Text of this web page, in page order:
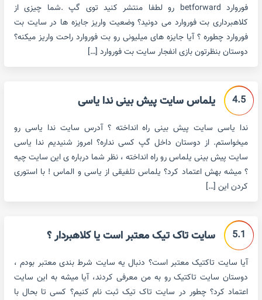
فوروارد betforward رو لطفا منتشر کنید توی گپ .شما چیزی از
کلاهبرداری بت فوروارد می دونید؟ وضعیت واریز جایزه ها در سایت بت
فوروارد چطوره ؟ آیا جایزه های میلیونی رو بت فوروارد راحت واریز میکنه؟
دوستان بنظرتون بازی انفجار سایت بت فوروارد […]
4.5 یلماس سایت پیش بینی ندا یاسی
ندا یاسی سایت پیش بینی راه انداخته ؟ آدرس سایت ندا یاسی رو
میخواستم. از دوستان داخل گپ کسی نداره؟ امروز شنیدیم ندا یاسی
سایت پیش بینی یلماس رو راه انداخته ، نظر شما درباره ی این سایت چیه
؟ میشه بهش اعتماد کرد؟ یلماس تلفیقی از یاسی و الماس ! با استوری
کردن این […]
5.1 سایت تاک تیک معتبر است یا کلاهبردار ؟
آیا سایت تاکتیک معتبر است؟ دنبال یه سایت شرط بندی معتبر بودم ،
دوستان سایت تاکتیک رو به من معرفی کردند، آیا میشه به این سایت
اعتماد کرد؟ چطور در سایت تاک تیک ثبت نام کنیم؟ کسی تا بحال با